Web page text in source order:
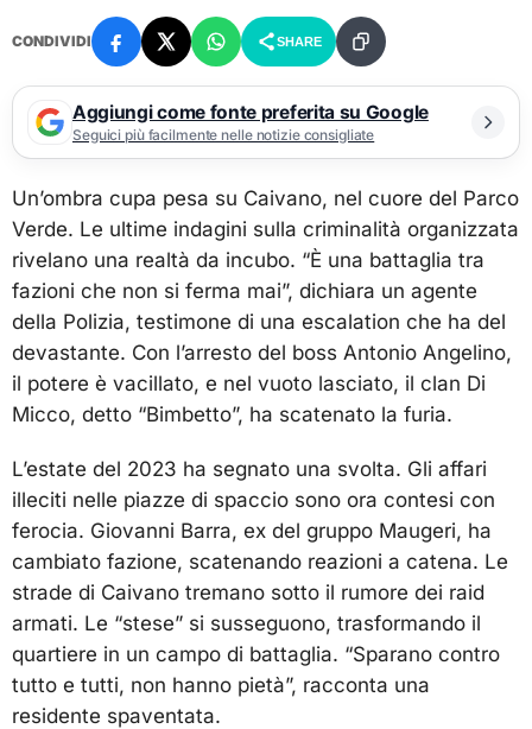
CONDIVIDI SHARE
Aggiungi come fonte preferita su Google
Seguici più facilmente nelle notizie consigliate
Un’ombra cupa pesa su Caivano, nel cuore del Parco
Verde. Le ultime indagini sulla criminalità organizzata
rivelano una realtà da incubo. “È una battaglia tra
fazioni che non si ferma mai”, dichiara un agente
della Polizia, testimone di una escalation che ha del
devastante. Con l’arresto del boss Antonio Angelino,
il potere è vacillato, e nel vuoto lasciato, il clan Di
Micco, detto “Bimbetto”, ha scatenato la furia.
L’estate del 2023 ha segnato una svolta. Gli affari
illeciti nelle piazze di spaccio sono ora contesi con
ferocia. Giovanni Barra, ex del gruppo Maugeri, ha
cambiato fazione, scatenando reazioni a catena. Le
strade di Caivano tremano sotto il rumore dei raid
armati. Le “stese” si susseguono, trasformando il
quartiere in un campo di battaglia. “Sparano contro
tutto e tutti, non hanno pietà”, racconta una
residente spaventata.